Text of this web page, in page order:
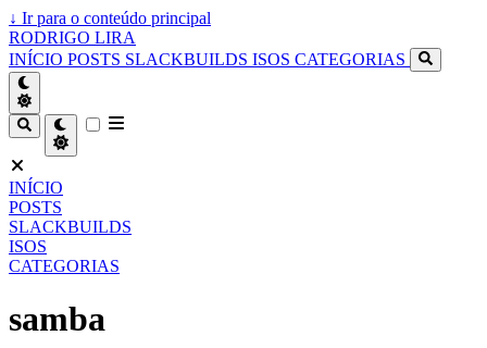
↓ Ir para o conteúdo principal
RODRIGO LIRA
INÍCIO POSTS SLACKBUILDS ISOS CATEGORIAS
INÍCIO
POSTS
SLACKBUILDS
ISOS
CATEGORIAS
samba